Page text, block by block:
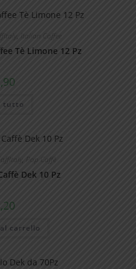
, Italian Coffee
Tè Limone 12 Pz
tutto
, Pop Caffè
Dek 10 Pz
carrello